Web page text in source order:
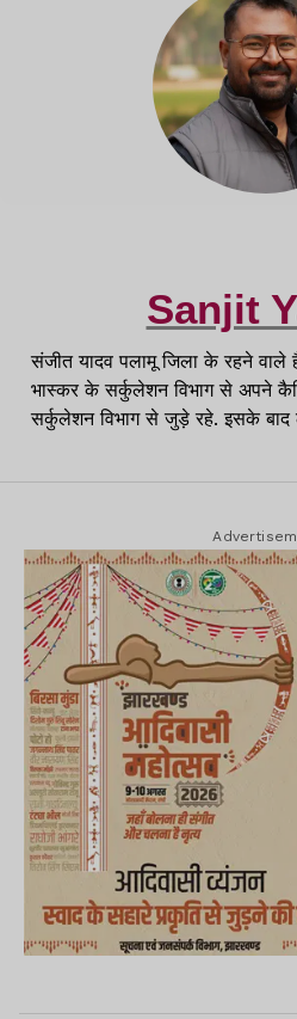
Sanjit
संजीत यादव पलामू जिला के रहने वाले
भास्कर के सर्कुलेशन विभाग से अपने
सर्कुलेशन विभाग से जुड़े रहे. इसके
मीडिया प्लेटफॉर्म्स जैसे APN
से जुड़कर काम किया. पलामू से
वर्तमान में रांची में लगातार न्यूज़ के साथ
रूप में कार्यरत हूं.